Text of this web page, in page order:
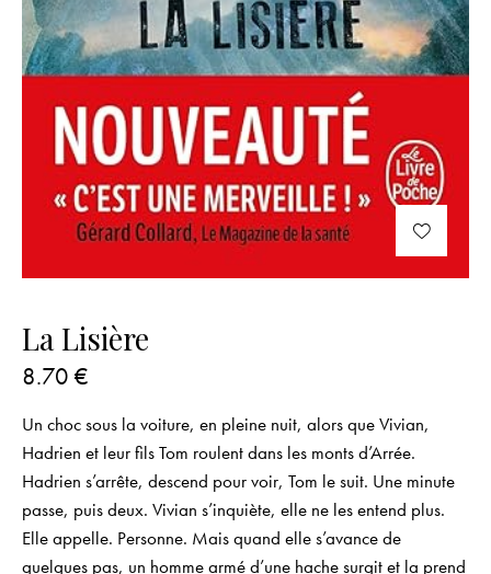
La Lisière
8.70 €
Un choc sous la voiture, en pleine nuit, alors que Vivian,
Hadrien et leur fils Tom roulent dans les monts d’Arrée.
Hadrien s’arrête, descend pour voir, Tom le suit. Une minute
passe, puis deux. Vivian s’inquiète, elle ne les entend plus.
Elle appelle. Personne. Mais quand elle s’avance de
quelques pas, un homme armé d’une hache surgit et la prend